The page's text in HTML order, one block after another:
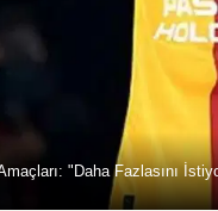
"Daha Fazlasını